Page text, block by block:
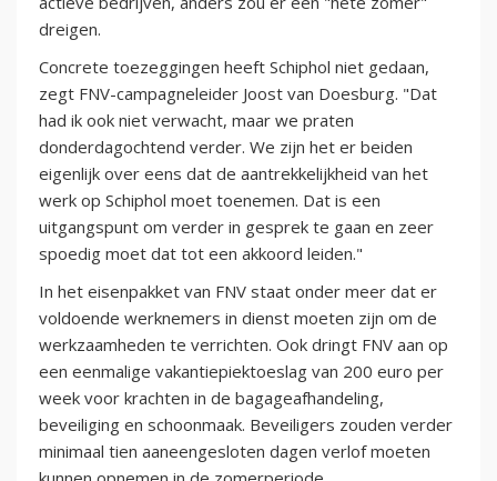
dreigen.
Concrete toezeggingen heeft Schiphol niet gedaan,
zegt FNV-campagneleider Joost van Doesburg. "Dat
had ik ook niet verwacht, maar we praten
donderdagochtend verder. We zijn het er beiden
eigenlijk over eens dat de aantrekkelijkheid van het
werk op Schiphol moet toenemen. Dat is een
uitgangspunt om verder in gesprek te gaan en zeer
spoedig moet dat tot een akkoord leiden."
In het eisenpakket van FNV staat onder meer dat er
voldoende werknemers in dienst moeten zijn om de
werkzaamheden te verrichten. Ook dringt FNV aan op
een eenmalige vakantiepiektoeslag van 200 euro per
week voor krachten in de bagageafhandeling,
beveiliging en schoonmaak. Beveiligers zouden verder
minimaal tien aaneengesloten dagen verlof moeten